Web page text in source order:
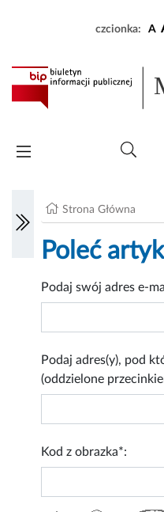
czcionka: A
Strona Główna
Poleć
Podaj swój adres e-
Podaj adres(y), pod
(oddzielone
Kod z obrazka*: